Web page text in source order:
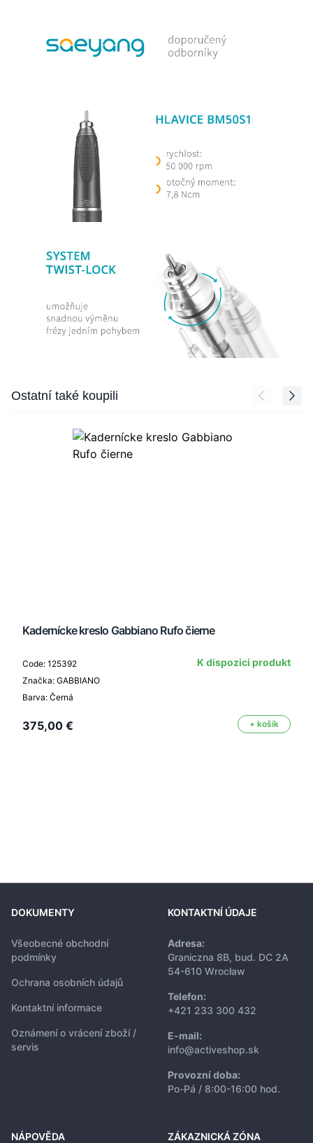
Press to skip carousel
Ostatní také koupili
Kadernícke kreslo Gabbiano Rufo čierne
Code: 125392
Značka: GABBIANO
Barva: Černá
K dispozici produkt
375,00 € + košík
DOKUMENTY
Všeobecné obchodní
podmínky
Ochrana osobních údajů
Kontaktní informace
Oznámení o vrácení zboží /
servis
KONTAKTNÍ ÚDAJE
Adresa:
Graniczna 8B, bud. DC 2A
54-610 Wrocław
Telefon:
+421 233 300 432
E-mail:
info@activeshop.sk
Provozní doba:
Po-Pá / 8:00-16:00 hod.
NÁPOVĚDA ZÁKAZNICKÁ ZÓNA